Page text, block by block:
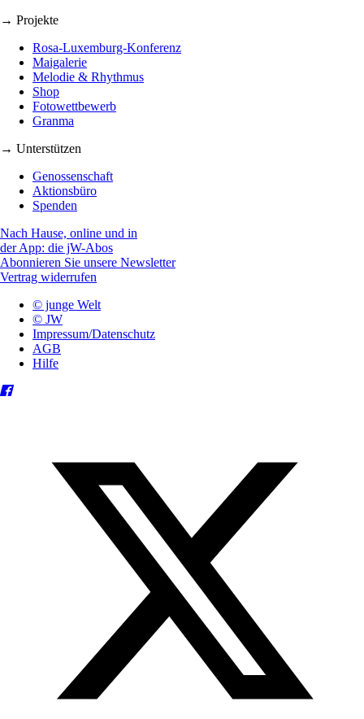
→ Projekte
Rosa-Luxemburg-Konferenz
Maigalerie
Melodie & Rhythmus
Shop
Fotowettbewerb
Granma
→ Unterstützen
Genossenschaft
Aktionsbüro
Spenden
Nach Hause, online und in
der App: die jW-Abos
Abonnieren Sie unsere Newsletter
Vertrag widerrufen
© junge Welt
© JW
Impressum/Datenschutz
AGB
Hilfe